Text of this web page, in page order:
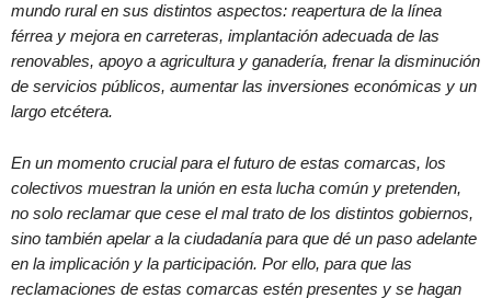
mundo rural en sus distintos aspectos: reapertura de la línea
férrea y mejora en carreteras, implantación adecuada de las
renovables, apoyo a agricultura y ganadería, frenar la disminución
de servicios públicos, aumentar las inversiones económicas y un
largo etcétera.
En un momento crucial para el futuro de estas comarcas, los
colectivos muestran la unión en esta lucha común y pretenden,
no solo reclamar que cese el mal trato de los distintos gobiernos,
sino también apelar a la ciudadanía para que dé un paso adelante
en la implicación y la participación. Por ello, para que las
reclamaciones de estas comarcas estén presentes y se hagan